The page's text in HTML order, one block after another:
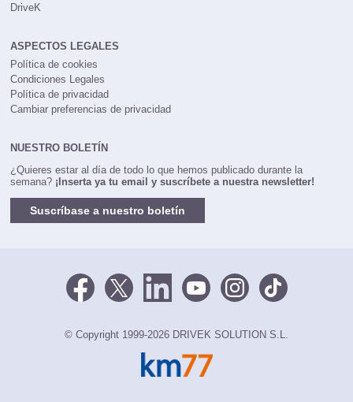
DriveK
ASPECTOS LEGALES
Política de cookies
Condiciones Legales
Política de privacidad
Cambiar preferencias de privacidad
NUESTRO BOLETÍN
¿Quieres estar al día de todo lo que hemos publicado durante la
semana? ¡Inserta ya tu email y suscríbete a nuestra newsletter!
Suscríbase a nuestro boletín
© Copyright 1999-2026 DRIVEK SOLUTION S.L.